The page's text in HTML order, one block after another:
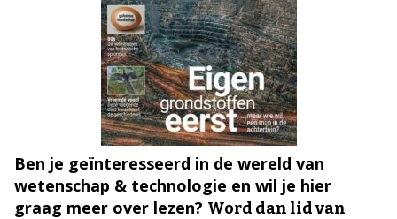
Ben je geïnteresseerd in de wereld van
wetenschap & technologie en wil je hier
graag meer over lezen? Word dan lid van